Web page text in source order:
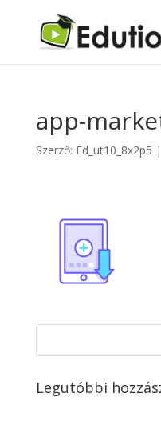
app-
Szerző: Ed_ut10_8x2p5 |
Legutóbbi